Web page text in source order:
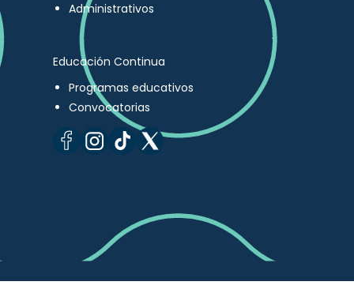
Administrativos
Educación Continua
Programas educativos
Convocatorias